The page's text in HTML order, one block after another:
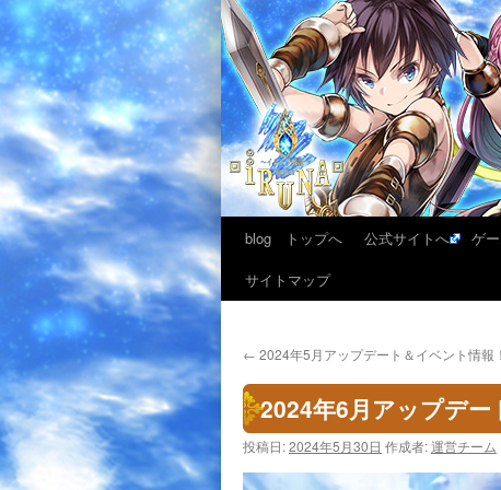
blog トップへ 公式サイトへ ゲ
サイトマップ
← 2024年5月アップデート＆イベント情報！
2024年6月アップデー
投稿日:2024年5月30日 作成者:運営チーム